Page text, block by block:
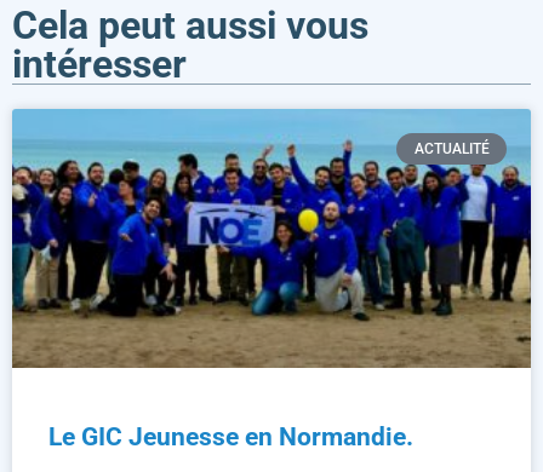
Cela peut aussi vous
intéresser
ACTUALITÉ
Le GIC Jeunesse en Normandie.